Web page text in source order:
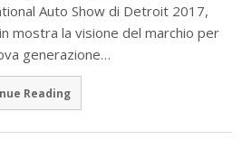
Auto Show di Detroit 2017,
mostra la visione del marchio per
generazione…
Reading